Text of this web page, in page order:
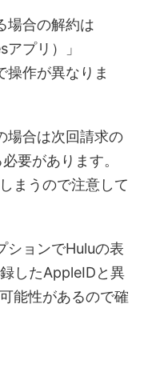
場合の解約は
プリ）」
操作が異なりま
場合は次回請求の
要があります。
まうので注意して
ションでHuluの表
したAppleIDと異
能性があるので確